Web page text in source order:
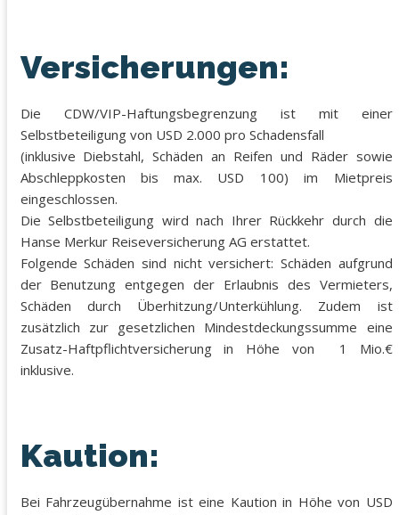
Versicherungen:
Die CDW/VIP-Haftungsbegrenzung ist mit einer
Selbstbeteiligung von USD 2.000 pro Schadensfall
(inklusive Diebstahl, Schäden an Reifen und Räder sowie
Abschleppkosten bis max. USD 100) im Mietpreis
eingeschlossen.
Die Selbstbeteiligung wird nach Ihrer Rückkehr durch die
Hanse Merkur Reiseversicherung AG erstattet.
Folgende Schäden sind nicht versichert: Schäden aufgrund
der Benutzung entgegen der Erlaubnis des Vermieters,
Schäden durch Überhitzung/Unterkühlung. Zudem ist
zusätzlich zur gesetzlichen Mindestdeckungssumme eine
Zusatz-Haftpflichtversicherung in Höhe von 1 Mio.€
inklusive.
Kaution:
Bei Fahrzeugübernahme ist eine Kaution in Höhe von USD